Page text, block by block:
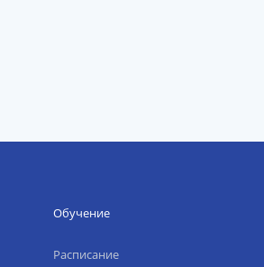
Обучение
Расписание